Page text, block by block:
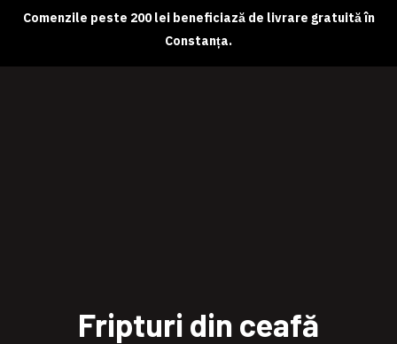
Comenzile peste 200 lei beneficiază de livrare gratuită în
Constanța.
Fripturi din ceafă